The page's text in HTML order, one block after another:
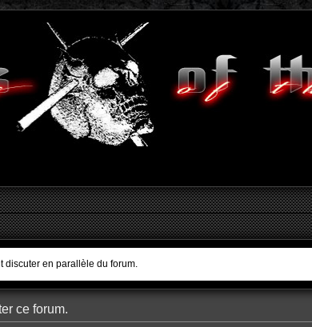
discuter en parallèle du forum.
ce forum.